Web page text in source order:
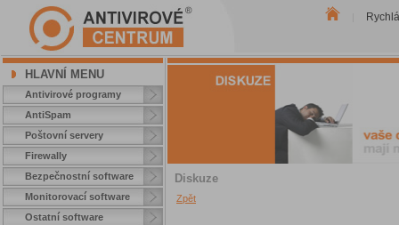
HLAVNÍ MENU
Antivirové programy
AntiSpam
Poštovní servery
Firewally
Bezpečnostní software
Monitorovací software
Ostatní software
Diskuze
Zpět